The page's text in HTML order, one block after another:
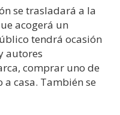
se trasladará a la
acogerá un
tendrá ocasión
autores
comprar uno de
casa. También se